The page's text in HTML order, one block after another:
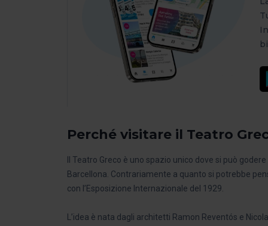
Perché visitare il Teatro
Il Teatro Greco è uno spazio unico dove si può
Barcellona. Contrariamente a quanto si potrebbe
con l’Esposizione Internazionale del 1929.
L’idea è nata dagli architetti Ramon Reventós e